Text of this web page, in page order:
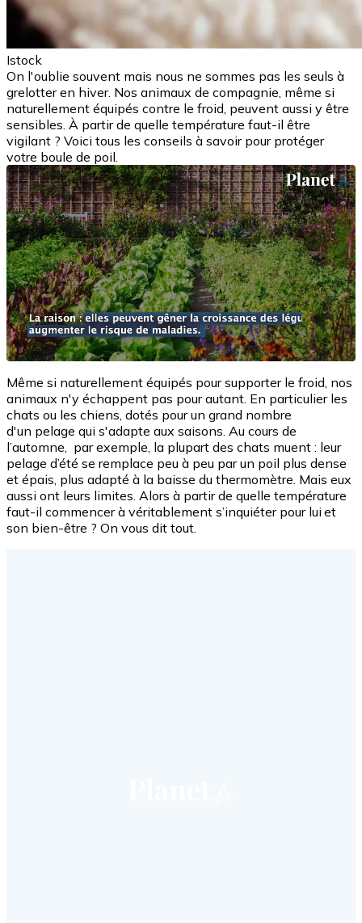
Istock
On l'oublie souvent mais nous ne sommes pas les seuls à
grelotter en hiver. Nos animaux de compagnie, même si
naturellement équipés contre le froid, peuvent aussi y être
sensibles. À partir de quelle température faut-il être
vigilant ? Voici tous les conseils à savoir pour protéger
votre boule de poil.
Même si naturellement équipés pour supporter le froid, nos
animaux n'y échappent pas pour autant. En particulier les
chats ou les chiens, dotés pour un grand nombre
d'un pelage qui s'adapte aux saisons. Au cours de
l’automne, par exemple, la plupart des chats muent : leur
pelage d’été se remplace peu à peu par un poil plus dense
et épais, plus adapté à la baisse du thermomètre. Mais eux
aussi ont leurs limites. Alors à partirde quelle température
faut-il commencer à véritablement s’inquiéter pour lui et
son bien-être ? On vous dit tout.